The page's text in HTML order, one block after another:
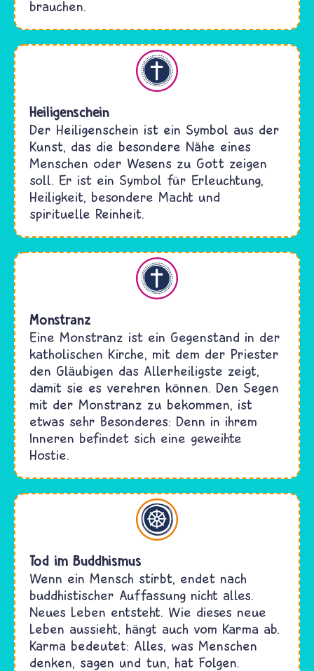
brauchen.
Heiligenschein
Der Heiligenschein ist ein Symbol aus der
Kunst, das die besondere Nähe eines
Menschen oder Wesens zu Gott zeigen
soll. Er ist ein Symbol für Erleuchtung,
Heiligkeit, besondere Macht und
spirituelle Reinheit.
Monstranz
Eine Monstranz ist ein Gegenstand in der
katholischen Kirche, mit dem der Priester
den Gläubigen das Allerheiligste zeigt,
damit sie es verehren können. Den Segen
mit der Monstranz zu bekommen, ist
etwas sehr Besonderes: Denn in ihrem
Inneren befindet sich eine geweihte
Hostie.
Tod im Buddhismus
Wenn ein Mensch stirbt, endet nach
buddhistischer Auffassung nicht alles.
Neues Leben entsteht. Wie dieses neue
Leben aussieht, hängt auch vom Karma ab.
Karma bedeutet: Alles, was Menschen
denken, sagen und tun, hat Folgen.